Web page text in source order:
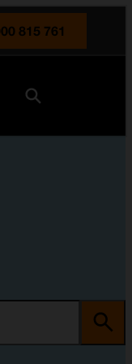
815 761